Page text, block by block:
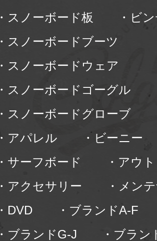
・スノーボード板
・ビ
・スノーボードブーツ
・スノーボードウェア
・スノーボードゴーグル
・スノーボードグローブ
・アパレル
・ビーニー
・サーフボード
・アウ
・アクセサリー
・メン
・DVD
・ブランドA-F
・ブランドG-J
・ブラン